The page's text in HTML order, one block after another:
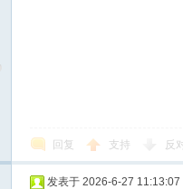
回复 支持 反
发表于 2026-6-27 11:13:07